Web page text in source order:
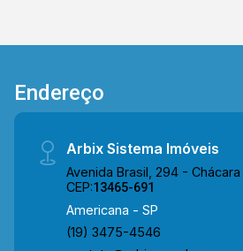
Endereço
Arbix Sistema Imóveis
Avenida Brasil, 294 - Chácara
CEP:13465-691
Americana - SP
(19) 3475-4546